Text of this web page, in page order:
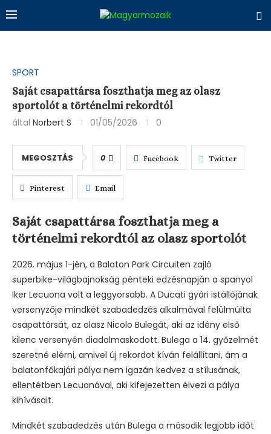
SPORT
Saját csapattársa foszthatja meg az olasz
sportolót a történelmi rekordtól
által Norbert S 01/05/2026 0
MEGOSZTÁS 0 Facebook Twitter
Pinterest Email
Saját csapattársa foszthatja meg a
történelmi rekordtól az olasz sportolót
2026. május 1-jén, a Balaton Park Circuiten zajló
superbike-világbajnokság pénteki edzésnapján a spanyol
Iker Lecuona volt a leggyorsabb. A Ducati gyári istállójának
versenyzője mindkét szabadedzés alkalmával felülmúlta
csapattársát, az olasz Nicolo Bulegát, aki az idény első
kilenc versenyén diadalmaskodott. Bulega a 14. győzelmét
szeretné elérni, amivel új rekordot kíván felállítani, ám a
balatonfőkajári pálya nem igazán kedvez a stílusának,
ellentétben Lecuonával, aki kifejezetten élvezi a pálya
kihívásait.
Mindkét szabadedzés után Bulega a második legjobb időt